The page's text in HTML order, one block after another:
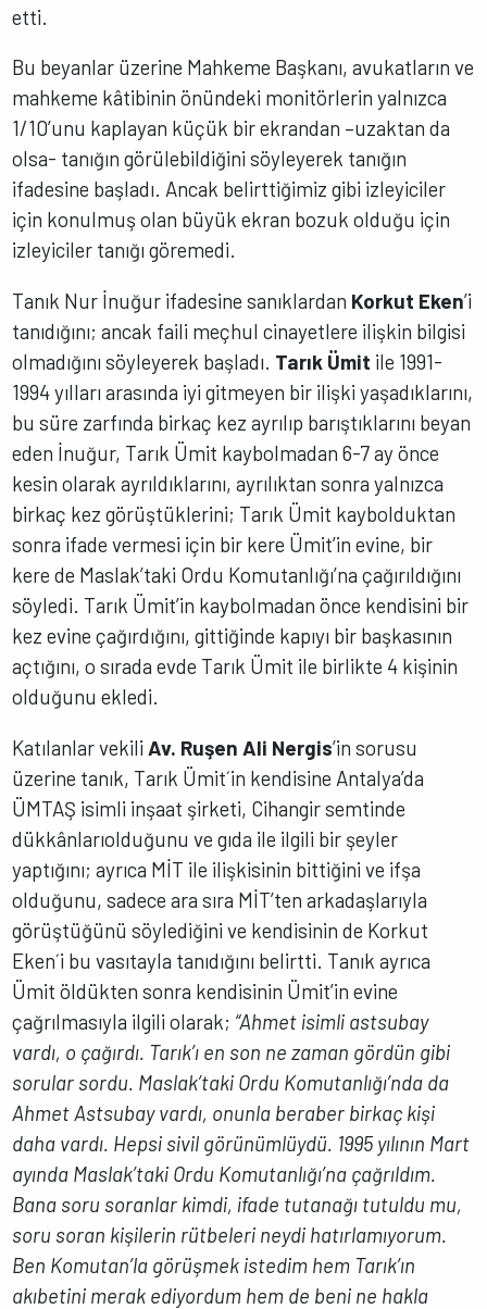
etti.
Bu beyanlar üzerine Mahkeme Başkanı, avukatların ve
mahkeme kâtibinin önündeki monitörlerin yalnızca
1/10’unu kaplayan küçük bir ekrandan –uzaktan da
olsa- tanığın görülebildiğini söyleyerek tanığın
ifadesine başladı. Ancak belirttiğimiz gibi izleyiciler
için konulmuş olan büyük ekran bozuk olduğu için
izleyiciler tanığı göremedi.
Tanık Nur İnuğur ifadesine sanıklardan Korkut Eken’i
tanıdığını; ancak faili meçhul cinayetlere ilişkin bilgisi
olmadığını söyleyerek başladı. Tarık Ümit ile 1991-
1994 yılları arasında iyi gitmeyen bir ilişki yaşadıklarını,
bu süre zarfında birkaç kez ayrılıp barıştıklarını beyan
eden İnuğur, Tarık Ümit kaybolmadan 6-7 ay önce
kesin olarak ayrıldıklarını, ayrılıktan sonra yalnızca
birkaç kez görüştüklerini; Tarık Ümit kaybolduktan
sonra ifade vermesi için bir kere Ümit’in evine, bir
kere de Maslak’taki Ordu Komutanlığı’na çağırıldığını
söyledi. Tarık Ümit’in kaybolmadan önce kendisini bir
kez evine çağırdığını, gittiğinde kapıyı bir başkasının
açtığını, o sırada evde Tarık Ümit ile birlikte 4 kişinin
olduğunu ekledi.
Katılanlar vekili Av. Ruşen Ali Nergis’in sorusu
üzerine tanık, Tarık Ümit´in kendisine Antalya’da
ÜMTAŞ isimli inşaat şirketi, Cihangir semtinde
dükkânlarıolduğunu ve gıda ile ilgili bir şeyler
yaptığını; ayrıca MİT ile ilişkisinin bittiğini ve ifşa
olduğunu, sadece ara sıra MİT’ten arkadaşlarıyla
görüştüğünü söylediğini ve kendisinin de Korkut
Eken´i bu vasıtayla tanıdığını belirtti. Tanık ayrıca
Ümit öldükten sonra kendisinin Ümit’in evine
çağrılmasıyla ilgili olarak; “Ahmet isimli astsubay
vardı, o çağırdı. Tarık’ı en son ne zaman gördün gibi
sorular sordu. Maslak’taki Ordu Komutanlığı’nda da
Ahmet Astsubay vardı, onunla beraber birkaç kişi
daha vardı. Hepsi sivil görünümlüydü. 1995 yılının Mart
ayında Maslak’taki Ordu Komutanlığı’na çağrıldım.
Bana soru soranlar kimdi, ifade tutanağı tutuldu mu,
soru soran kişilerin rütbeleri neydi hatırlamıyorum.
Ben Komutan’la görüşmek istedim hem Tarık’ın
akıbetini merak ediyordum hem de beni ne hakla